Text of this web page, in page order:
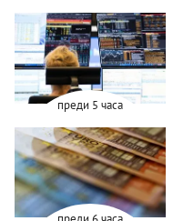
преди 5 часа